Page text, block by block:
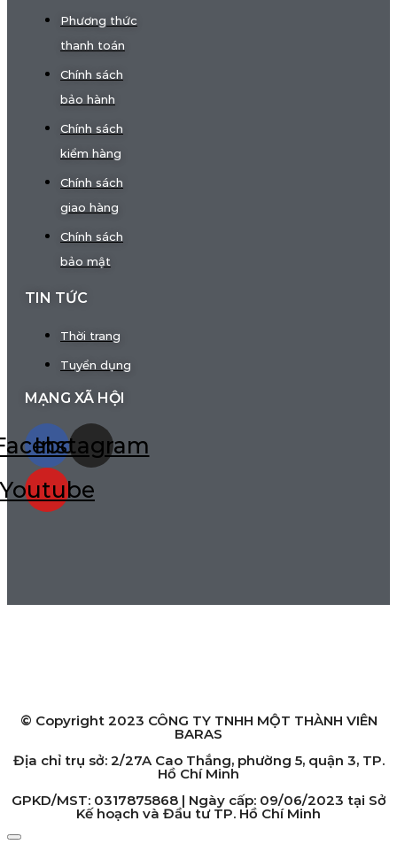
Phương thức
thanh toán
Chính sách
bảo hành
Chính sách
kiểm hàng
Chính sách
giao hàng
Chính sách
bảo mật
TIN TỨC
Thời trang
Tuyển dụng
MẠNG XÃ HỘI
Instagram
Youtube
© Copyright 2023 CÔNG TY TNHH MỘT THÀNH VIÊN
BARAS
Địa chỉ trụ sở: 2/27A Cao Thắng, phường 5, quận 3, TP.
Hồ Chí Minh
GPKD/MST: 0317875868 | Ngày cấp: 09/06/2023 tại Sở
Kế hoạch và Đầu tư TP. Hồ Chí Minh